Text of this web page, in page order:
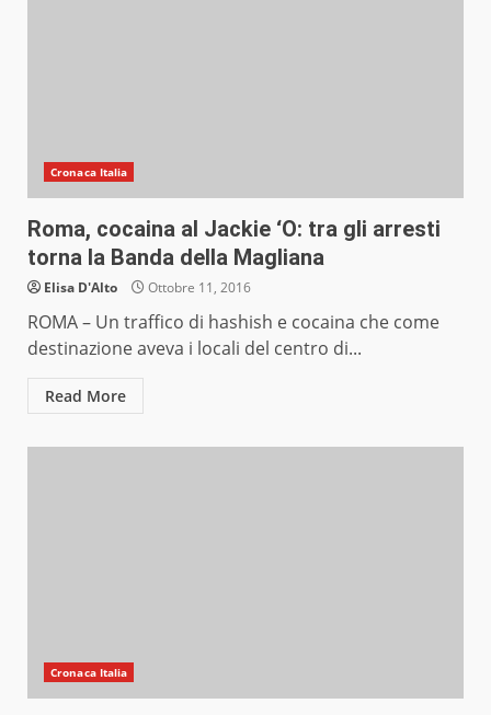
Cronaca Italia
Roma, cocaina al Jackie ‘O: tra gli arresti
torna la Banda della Magliana
Elisa D'Alto Ottobre 11, 2016
ROMA – Un traffico di hashish e cocaina che come
destinazione aveva i locali del centro di...
Read More
Cronaca Italia